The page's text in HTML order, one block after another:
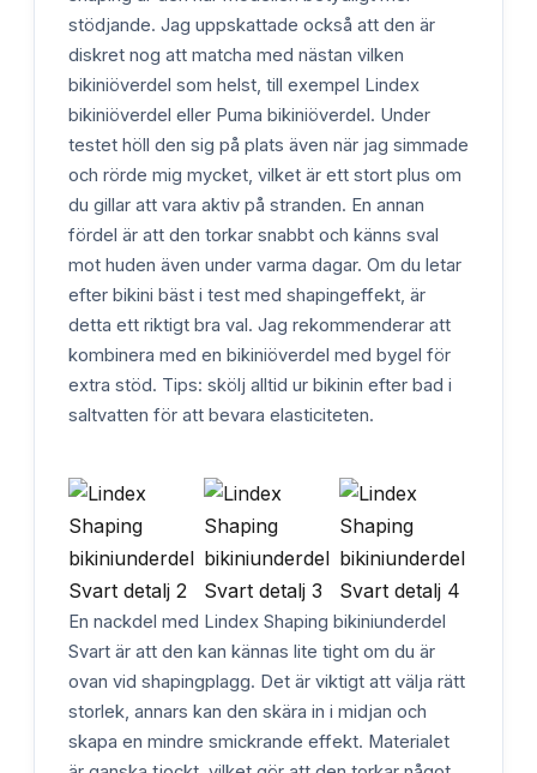
stödjande. Jag uppskattade också att den är
diskret nog att matcha med nästan vilken
bikiniöverdel som helst, till exempel Lindex
bikiniöverdel eller Puma bikiniöverdel. Under
testet höll den sig på plats även när jag simmade
och rörde mig mycket, vilket är ett stort plus om
du gillar att vara aktiv på stranden. En annan
fördel är att den torkar snabbt och känns sval
mot huden även under varma dagar. Om du letar
efter bikini bäst i test med shapingeffekt, är
detta ett riktigt bra val. Jag rekommenderar att
kombinera med en bikiniöverdel med bygel för
extra stöd. Tips: skölj alltid ur bikinin efter bad i
saltvatten för att bevara elasticiteten.
En nackdel med Lindex Shaping bikiniunderdel
Svart är att den kan kännas lite tight om du är
ovan vid shapingplagg. Det är viktigt att välja rätt
storlek, annars kan den skära in i midjan och
skapa en mindre smickrande effekt. Materialet